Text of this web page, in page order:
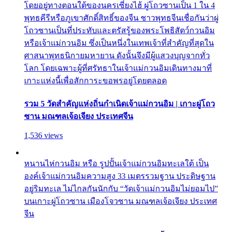
โดยอยู่ทางตอนใต้ของนครเซี่ยงไฮ้ ผู่โถวซานเป็น 1 ใน 4
พุทธคีรีหรือภูเขาศักดิ์สิทธิ์ของจีน ชาวพุทธจีนเชื่อกันว่าผู่
โถวซานเป็นที่ประทับและตรัสรู้ของพระโพธิสัตว์กวนอิม
หรือเจ้าแม่กวนอิม ซึ่งเป็นหนึ่งในเทพเจ้าที่สำคัญที่สุดใน
ศาสนาพุทธนิกายมหายาน ดังนั้นจึงมีผู้แสวงบุญจากทั่ว
โลก โดยเฉพาะผู้ที่ศรัทธาในเจ้าแม่กวนอิมเดินทางมาที่
เกาะแห่งนี้เพื่อสักการะขอพรอยู่โดยตลอด
รวม 5 วัดสำคัญแห่งถิ่นกำเนิดเจ้าแม่กวนอิม | เกาะผู่โถว
ซาน มณฑลเจ้อเจียง ประเทศจีน
1,536 views
หนานไห่กวนอิม หรือ รูปปั้นเจ้าแม่กวนอิมทะเลใต้ เป็น
องค์เจ้าแม่กวนอิมความสูง 33 เมตรรวมฐาน ประดิษฐาน
อยู่ริมทะเล ไม่ไกลกันนักกับ “วัดเจ้าแม่กวนอิมไม่ยอมไป”
บนเกาะผู่โถวซาน เมืองโจวซาน มณฑลเจ้อเจียง ประเทศ
จีน